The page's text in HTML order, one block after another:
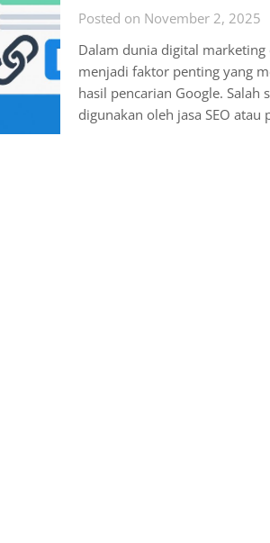
Posted on November 2, 2025
Dalam dunia digital
menjadi faktor penting yang
hasil pencarian Google. Salah
digunakan oleh jasa SEO atau